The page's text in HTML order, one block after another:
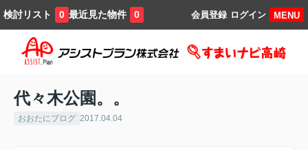
検討リスト 0 最近見た物件 0 MENU
ログイン
会員登録
代々木公園。。
おおたにブログ 2017.04.04